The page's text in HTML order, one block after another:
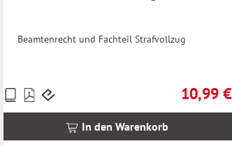
Beamtenrecht und Fachteil Strafvollzug
10,99 €
Preise
inkl.
In den Warenkorb